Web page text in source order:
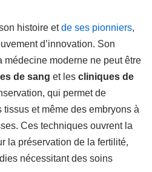
histoire etde ses pionniers,
d’innovation. Son
moderne ne peut être
de sang et les cliniques de
qui permet de
et même des embryons à
Ces techniques ouvrent la
la préservation de la fertilité,
nécessitant des soins